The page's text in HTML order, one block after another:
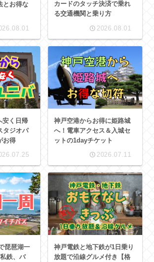
とお得な
カードのタッチ決済で乗れ
る交通機関と乗り方
2026.08.01
安く日帰
タジオパ
お得
神戸空港からお得に姫路城
へ！電車アクセス＆入城セ
ットの1dayチケット
2026.07.11
琵琶湖一
鉄、バ
神戸電鉄と地下鉄が1日乗り
放題で沿線グルメ付き【格